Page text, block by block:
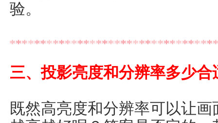
验。
三、投影亮度和分辨率多少合
既然高亮度和分辨率可以让